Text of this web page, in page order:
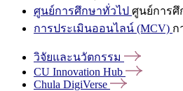
ศูนย์การศึกษาทั่วไป ศูนย์การศึ
การประเมินออนไลน์ (MCV) ก
วิจัยและนวัตกรรม
CU Innovation Hub
Chula DigiVerse